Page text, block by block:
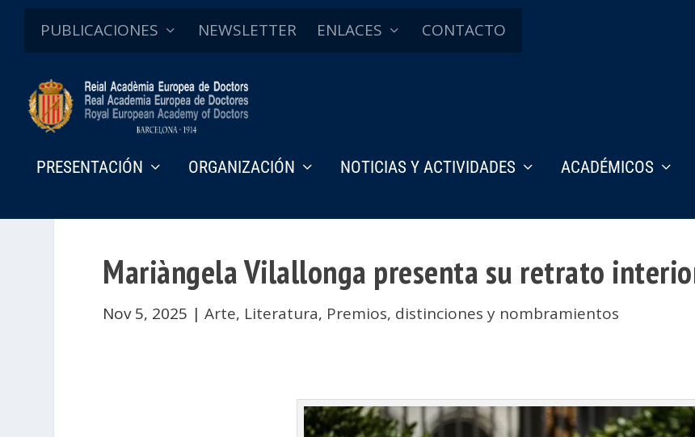
PUBLICACIONES NEWSLETTER ENLACES CONTACTO
PRESENTACIÓN ORGANIZACIÓN NOTICIAS Y ACTIVIDADES ACADÉMICOS
Mariàngela Vilallonga presenta su retrato
Nov 5, 2025 |Arte, Literatura, Premios, distinciones y nombramientos